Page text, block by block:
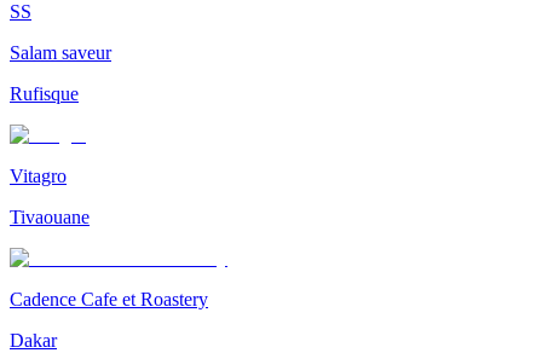
SS
Salam saveur
Rufisque
Vitagro
Tivaouane
Cadence Cafe et Roastery
Dakar